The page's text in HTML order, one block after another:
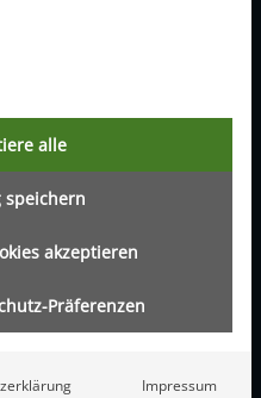
alle
speichern
akzeptieren
Präferenzen
Impressum